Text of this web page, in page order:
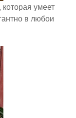
умеет
в любои